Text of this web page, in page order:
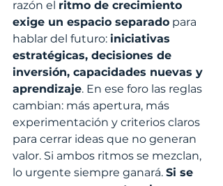
razón el ritmo de crecimiento
exige un espacio separado para
hablar del futuro: iniciativas
estratégicas, decisiones de
inversión, capacidades nuevas y
aprendizaje. En ese foro las reglas
cambian: más apertura, más
experimentación y criterios claros
para cerrar ideas que no generan
valor. Si ambos ritmos se mezclan,
lo urgente siempre ganará. Si se